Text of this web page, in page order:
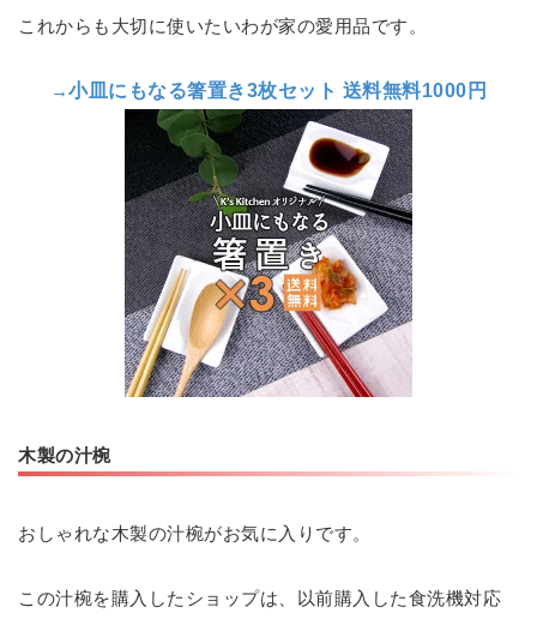
これからも大切に使いたいわが家の愛用品です。
→小皿にもなる箸置き3枚セット 送料無料1000円
木製の汁椀
おしゃれな木製の汁椀がお気に入りです。
この汁椀を購入したショップは、以前購入した食洗機対応